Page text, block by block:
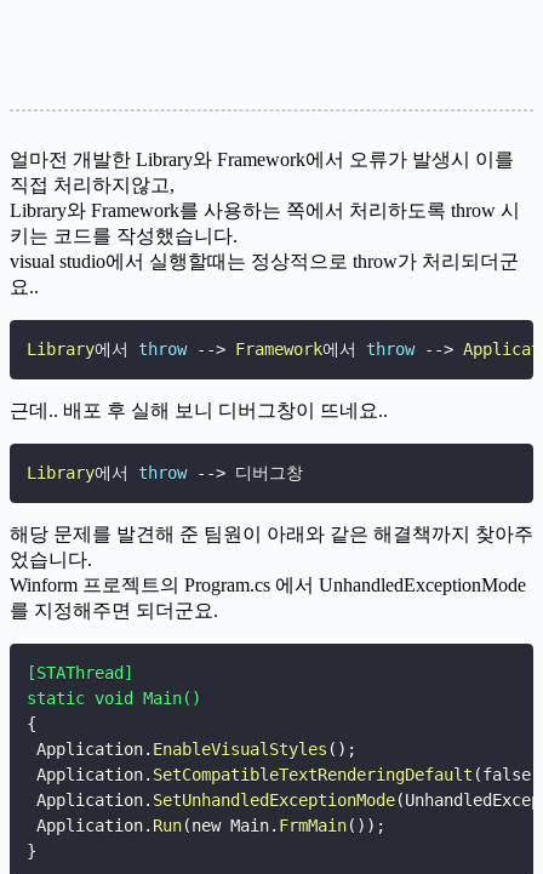
얼마전 개발한 Library와 Framework에서 오류가 발생시 이를
직접 처리하지않고,
Library와 Framework를 사용하는 쪽에서 처리하도록 throw 시
키는 코드를 작성했습니다.
visual studio에서 실행할때는 정상적으로 throw가 처리되더군
요..
Library에서 throw --> Framework에서 throw -->
근데.. 배포 후 실해 보니 디버그창이 뜨네요..
Library에서 throw --> 디버그창
해당 문제를 발견해 준 팀원이 아래와 같은 해결책까지 찾아주
었습니다.
Winform 프로젝트의 Program.cs 에서 UnhandledExceptionMode
를 지정해주면 되더군요.
[STAThread]
static void Main()
{
Application. EnableVisualStyles ( ) ;
Application. SetCompatibleTextRenderingDefault (false
Application. SetUnhandledExceptionMode(
Application. Run(new Main. FrmMain( ) ) ;
}